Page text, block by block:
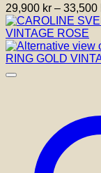
olika
alternativen
kan
väljas
på
produktsidan
29,900 kr – 33,500